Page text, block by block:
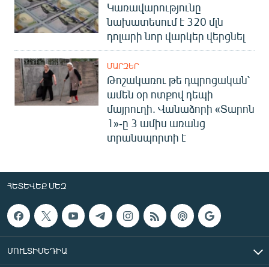
Կառավարությունը
նախատեսում է 320 մլն
դոլարի նոր վարկեր վերցնել
ՄԱՐԶԵՐ
Թոշակառու թե դպրոցական՝
ամեն օր ոտքով դեպի
մայրուղի. Վանաձորի «Տարոն
1»-ը 3 ամիս առանց
տրանսպորտի է
ՀԵՏԵՎԵՔ ՄԵԶ
ՄՈՒԼՏԻՄԵԴԻԱ